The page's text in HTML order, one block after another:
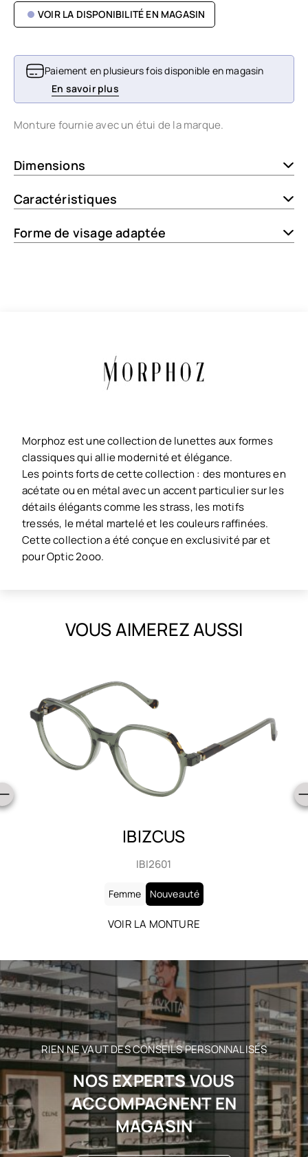
VOIR LA DISPONIBILITÉ EN MAGASIN
Paiement en plusieurs fois disponible en magasin
En savoir plus
Monture fournie avec un étui de la marque.
Dimensions
Caractéristiques
Forme de visage adaptée
Morphoz est une collection de lunettes aux formes
classiques qui allie modernité et élégance.
Les points forts de cette collection : des montures en
acétate ou en métal avec un accent particulier sur les
détails élégants comme les strass, les motifs
tressés, le métal martelé et les couleurs raffinées.
Cette collection a été conçue en exclusivité par et
pour Optic 2ooo.
VOUS AIMEREZ AUSSI
IBIZCUS
IBI2601
Femme Nouveauté
VOIR LA MONTURE
RIEN NE VAUT DES CONSEILS PERSONNALISÉS
NOS EXPERTS VOUS
ACCOMPAGNENT EN
MAGASIN